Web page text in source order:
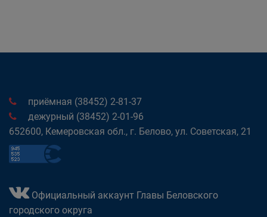
приёмная (38452) 2-81-37
дежурный (38452) 2-01-96
652600, Кемеровская обл., г. Белово, ул. Советская, 21
Официальный аккаунт Главы Беловского
городского округа